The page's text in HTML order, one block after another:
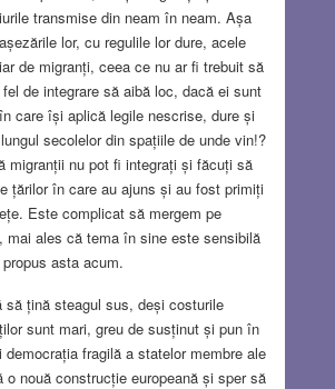
transmise din neam în neam. Așa
lor, cu regulile lor dure, acele
de migranți, ceea ce nu ar fi trebuit să
de integrare să aibă loc, dacă ei sunt
care își aplică legile nescrise, dure și
secolelor din spațiile de unde vin!?
migranții nu pot fi integrați și făcuți să
țărilor în care au ajuns și au fost primiți
Este complicat să mergem pe
mai ales că tema în sine este sensibilă
asta acum.
să țină steagul sus, deși costurile
sunt mari, greu de susținut și pun în
fragilă a statelor membre ale
o nouă construcție europeană și sper să